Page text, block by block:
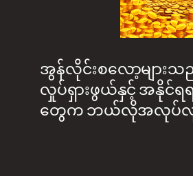
အွန်လိုင်းစလော့များသ
လှုပ်ရှားဖွယ်နှင့် အနိုင်
တွေက ဘယ်လိုအလုပ်လုပ်